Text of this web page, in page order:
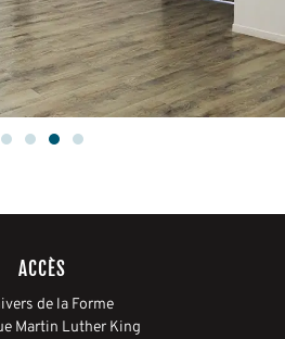
ACCÈS
de la Forme
Martin Luther King